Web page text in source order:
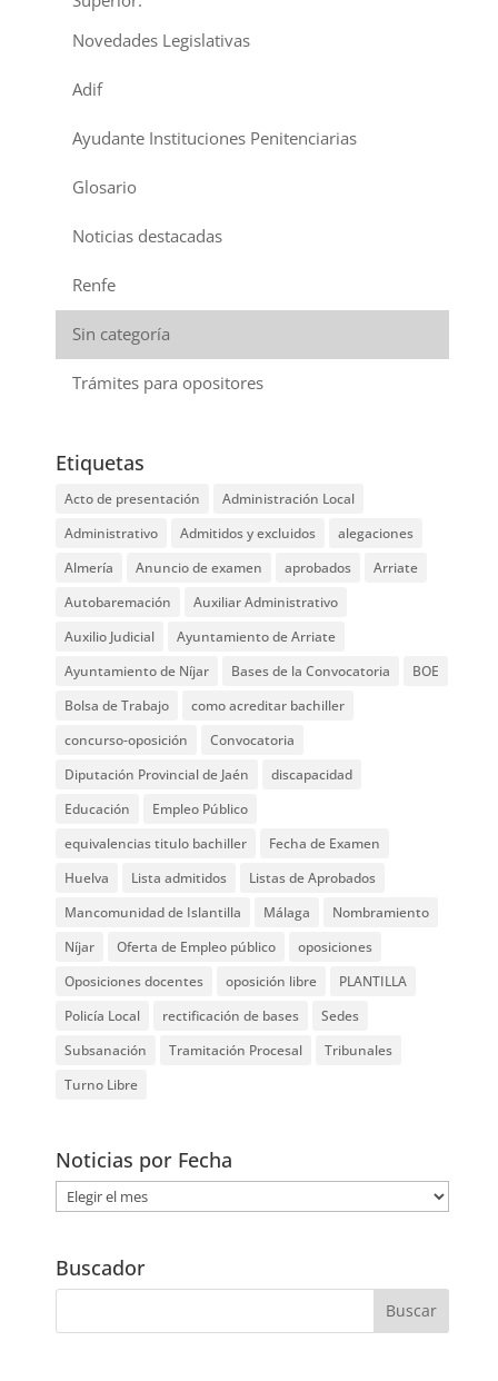
Novedades Legislativas
Adif
Ayudante Instituciones Penitenciarias
Glosario
Noticias destacadas
Renfe
Sin categoría
Trámites para opositores
Etiquetas
Acto de presentación
Administración Local
Administrativo
Admitidos y excluidos
alegaciones
Almería
Anuncio de examen aprobados
Arriate
Autobaremación
Auxiliar Administrativo
Auxilio Judicial
Ayuntamiento de Arriate
Ayuntamiento de Níjar
Bases de la Convocatoria
BOE
Bolsa de Trabajo
como acreditar bachiller
concurso-oposición
Convocatoria
Diputación Provincial de Jaén
discapacidad
Educación
Empleo Público
equivalencias titulo bachiller
Fecha de Examen
Huelva
Lista admitidos
Listas de Aprobados
Mancomunidad de Islantilla
Málaga
Nombramiento
Níjar
Oferta de Empleo público
oposiciones
Oposiciones docentes
oposición libre
PLANTILLA
Policía Local
rectificación de bases
Sedes
Subsanación
Tramitación Procesal
Tribunales
Turno Libre
Noticias por Fecha
Noticias
por
Buscador